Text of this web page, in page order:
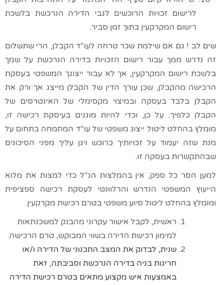
לרישום זכויות הרוכשים לגבי הדירה הנרכשת בלשכת
רישום המקרקעין בתוך זמן סביר.
שים לב ! גם אם שילמת שכר טרחה לעו"ד הקבלן, הרי שתשלום
זה נדרש ממך עבור רישום הזכויות בדירה הנרכשת על שמך
בלשכת רישום המקרקעין, אך לא עבור ייצוגך המשפטי בעסקת
הרכישה מהקבלן, שכן עורך הדין של הקבלן מייצג אך ורק את
הקבלן בלבד בעסקה ובמיצוי מקסימלי של האינטרסים של
הקבלן כלפיך. על כן, וכדי להיות מוגנים בעיסקת רכישה זו,
מומלץ בהחלט ליטול ייצוג משפטי של עו"ד המתמחה בתחום על
מנת שזה יעמוד על זכויותיך כרוכש ויגן עליך מפני הסיכונים
שבהתקשרות בעסקה זו.
למען הסר כל ספק, אין בהמלצות הנ"ל כדי למצות את מלוא
הייעוץ המשפטי הנדרש והרלוונטי לעסקת רכישה ספציפית
ומומלץ בהחלט ליטול סיוע משפטי בטרם רכישת מקרקעין.
ראשית, לקבל אישור עקרוני מהבנק למשכנתאות
למימון רכישת הדירה בשווי המבוקש, טרם הרכישה.
שנית, לבדוק את המצב התכנוני של הדירה ו/או
חריגות בניה בדירה הנרכשת וסביבתה, זאת
באמצעות איש מקצוע מתאים בטרם רכישת הדירה